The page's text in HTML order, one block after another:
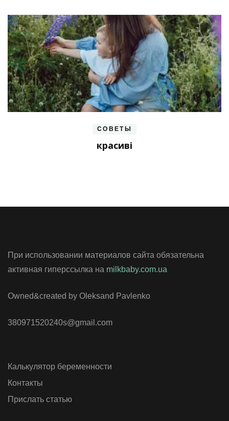
СОВЕТЫ
красиві
При использовании материалов сайта обязательна
активная гиперссылка на milkbaby.com.ua
Owned&created by Oleksand Pavlenko
380971520240s@gmail.com
Калькулятор беременности
Контакты
Прислать статью